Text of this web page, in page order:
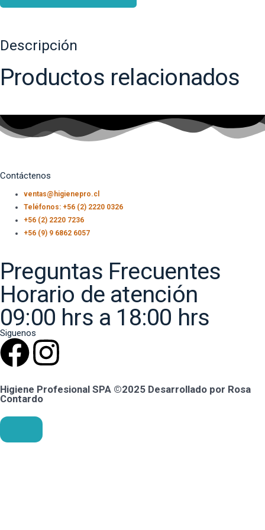
Descripción
Productos relacionados
Contáctenos
ventas@higienepro.cl
Teléfonos: +56 (2) 2220 0326
+56 (2) 2220 7236
+56 (9) 9 6862 6057
Preguntas Frecuentes
Horario de atención
09:00 hrs a 18:00 hrs
Siguenos
Higiene Profesional SPA ©2025 Desarrollado por Rosa
Contardo